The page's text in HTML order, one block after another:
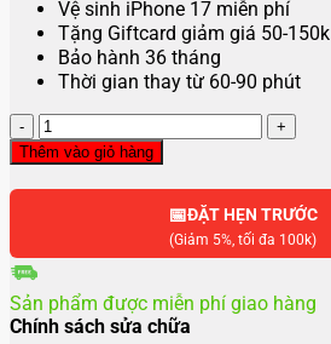
Vệ sinh iPhone 17 miễn phí
Tặng Giftcard giảm giá 50-150k
Bảo hành 36 tháng
Thời gian thay từ 60-90 phút
Thay
mặt
kính
iPhone
lượng
Thêm vào giỏ hàng
📅ĐẶT HẸN TRƯỚC
(Giảm 5%, tối đa 100k)
Sản phẩm được miễn phí giao hàng
Chính sách sửa chữa